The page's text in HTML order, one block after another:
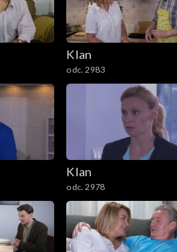
Klan
odc. 2983
Klan
odc. 2978